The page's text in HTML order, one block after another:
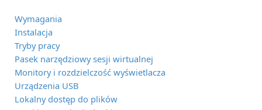
Wymagania
Instalacja
Tryby pracy
Pasek narzędziowy sesji wirtualnej
Monitory i rozdzielczość wyświetlacza
Urządzenia USB
Lokalny dostęp do plików